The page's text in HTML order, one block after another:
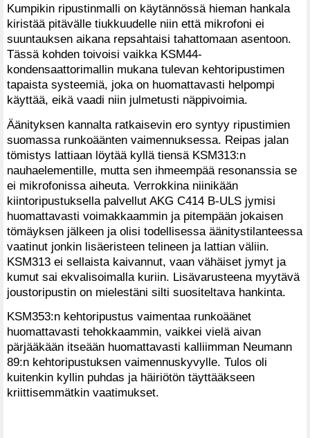
Kumpikin ripustinmalli on käytännössä hieman hankala
kiristää pitävälle tiukkuudelle niin että mikrofoni ei
suuntauksen aikana repsahtaisi tahattomaan asentoon.
Tässä kohden toivoisi vaikka KSM44-
kondensaattorimallin mukana tulevan kehtoripustimen
tapaista systeemiä, joka on huomattavasti helpompi
käyttää, eikä vaadi niin julmetusti näppivoimia.
Äänityksen kannalta ratkaisevin ero syntyy ripustimien
suomassa runkoäänten vaimennuksessa. Reipas jalan
tömistys lattiaan löytää kyllä tiensä KSM313:n
nauhaelementille, mutta sen ihmeempää resonanssia se
ei mikrofonissa aiheuta. Verrokkina niinikään
kiintoripustuksella palvellut AKG C414 B-ULS jymisi
huomattavasti voimakkaammin ja pitempään jokaisen
tömäyksen jälkeen ja olisi todellisessa äänitystilanteessa
vaatinut jonkin lisäeristeen telineen ja lattian väliin.
KSM313 ei sellaista kaivannut, vaan vähäiset jymyt ja
kumut sai ekvalisoimalla kuriin. Lisävarusteena myytävä
joustoripustin on mielestäni silti suositeltava hankinta.
KSM353:n kehtoripustus vaimentaa runkoäänet
huomattavasti tehokkaammin, vaikkei vielä aivan
pärjääkään itseään huomattavasti kalliimman Neumann
89:n kehtoripustuksen vaimennuskyvylle. Tulos oli
kuitenkin kyllin puhdas ja häiriötön täyttääkseen
kriittisemmätkin vaatimukset.